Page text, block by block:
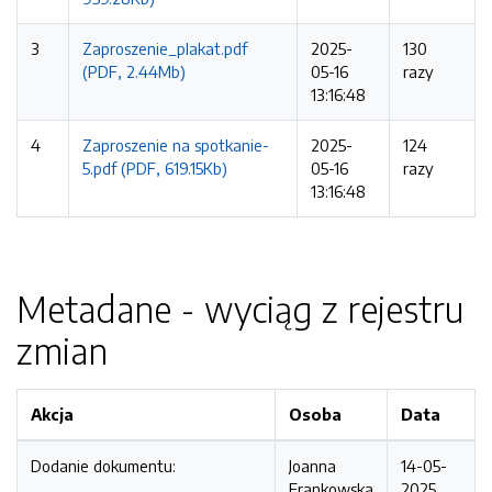
3
Zaproszenie_plakat.pdf
(PDF, 2.44Mb)
2025-
05-16
13:16:48
130
razy
4
Zaproszenie na spotkanie-
5.pdf (PDF, 619.15Kb)
2025-
05-16
13:16:48
124
razy
Metadane - wyciąg z rejestru
zmian
Akcja Osoba Data
Dodanie dokumentu:
Joanna
14-05-